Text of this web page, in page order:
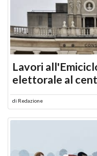
Lavori
elettorale al
di Redazione